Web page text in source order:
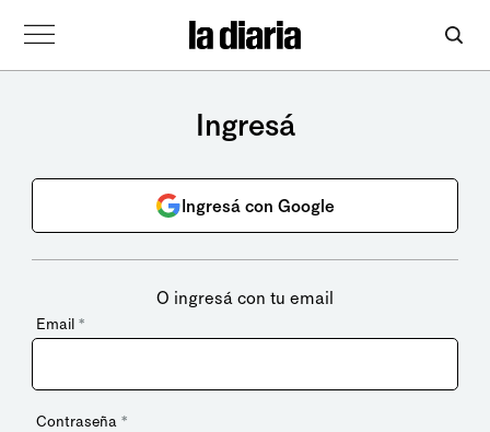
Ingresá
Ingresá con Google
O ingresá con tu email
Email *
Contraseña *